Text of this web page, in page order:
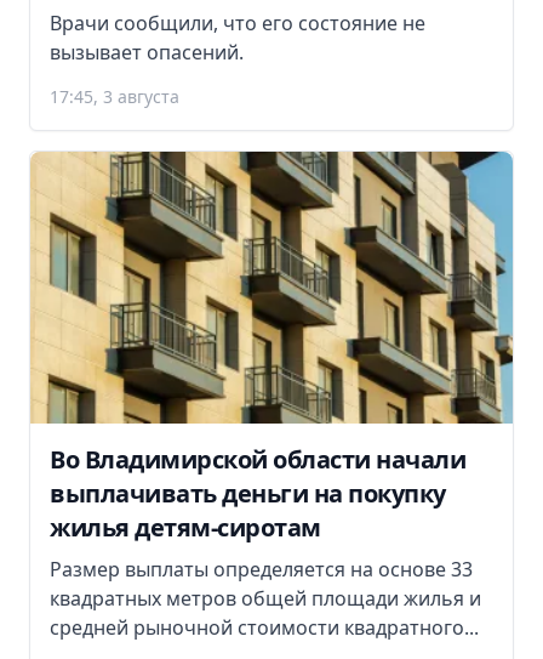
Врачи сообщили, что его состояние не
вызывает опасений.
17:45, 3 августа
Во Владимирской области начали
выплачивать деньги на покупку
жилья детям-сиротам
Размер выплаты определяется на основе 33
квадратных метров общей площади жилья и
средней рыночной стоимости квадратного...